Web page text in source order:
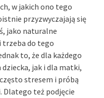
w jakich ono tego
przyzwyczajają się
jako naturalne
trzeba do tego
to, że dla każdego
jak i dla matki,
stresem i próbą
Dlatego też podjęcie